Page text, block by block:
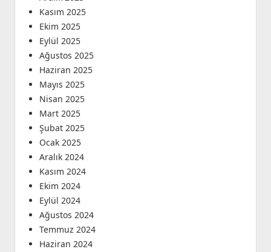
Kasım 2025
Ekim 2025
Eylül 2025
Ağustos 2025
Haziran 2025
Mayıs 2025
Nisan 2025
Mart 2025
Şubat 2025
Ocak 2025
Aralık 2024
Kasım 2024
Ekim 2024
Eylül 2024
Ağustos 2024
Temmuz 2024
Haziran 2024